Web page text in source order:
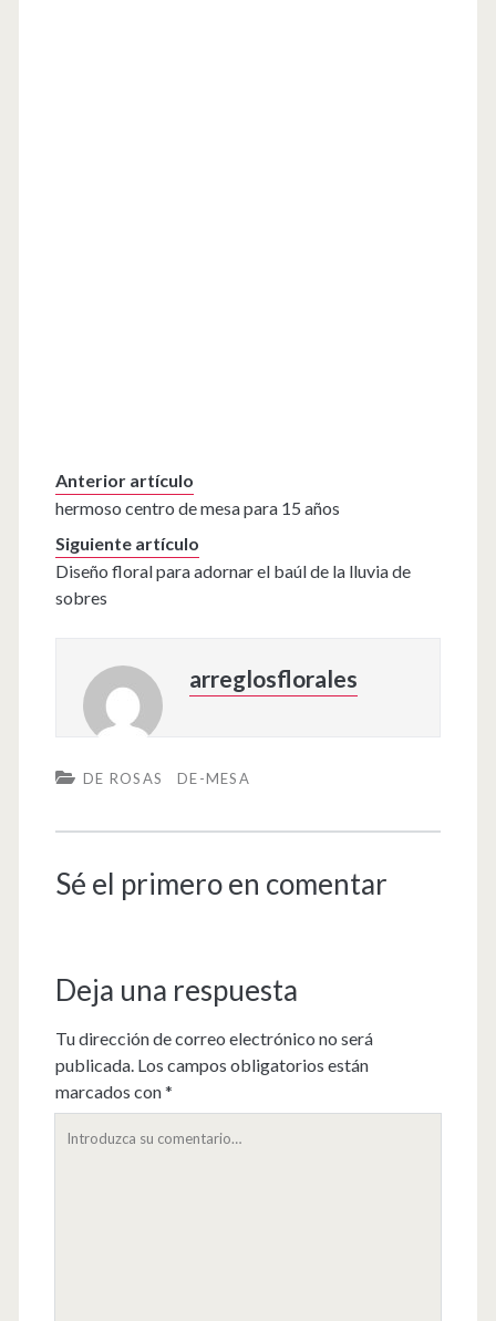
Anterior artículo
hermoso centro de mesa para 15 años
Siguiente artículo
Diseño floral para adornar el baúl de la lluvia de
sobres
arreglosflorales
DE ROSAS DE-MESA
Sé el primero en comentar
Deja una respuesta
Tu dirección de correo electrónico no será
publicada. Los campos obligatorios están
marcados con*